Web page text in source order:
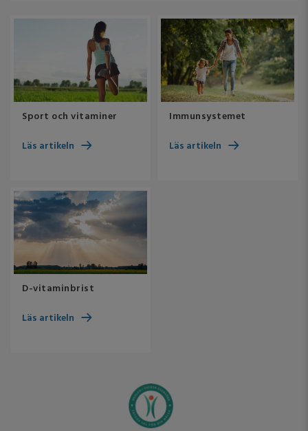
Sport och vitaminer
Läs artikeln
Immunsystemet
Läs artikeln
D-vitaminbrist
Läs artikeln